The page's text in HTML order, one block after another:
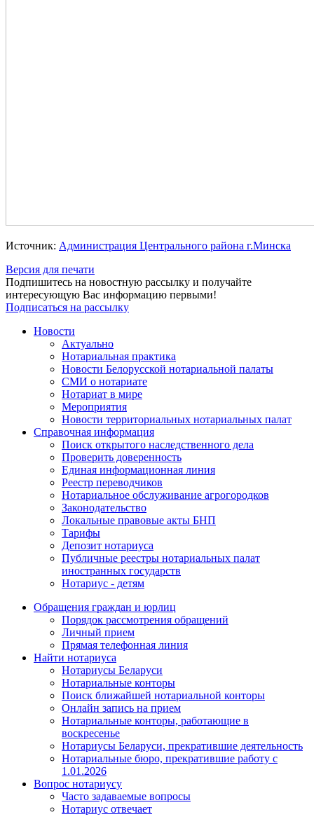
Источник: Администрация Центрального района г.Минска
Версия для печати
Подпишитесь на новостную рассылку и получайте
интересующую Вас информацию первыми!
Подписаться на рассылку
Новости
Актуально
Нотариальная практика
Новости Белорусской нотариальной палаты
СМИ о нотариате
Нотариат в мире
Мероприятия
Новости территориальных нотариальных палат
Справочная информация
Поиск открытого наследственного дела
Проверить доверенность
Единая информационная линия
Реестр переводчиков
Нотариальное обслуживание агрогородков
Законодательство
Локальные правовые акты БНП
Тарифы
Депозит нотариуса
Публичные реестры нотариальных палат
иностранных государств
Нотариус - детям
Обращения граждан и юрлиц
Порядок рассмотрения обращений
Личный прием
Прямая телефонная линия
Найти нотариуса
Нотариусы Беларуси
Нотариальные конторы
Поиск ближайшей нотариальной конторы
Онлайн запись на прием
Нотариальные конторы, работающие в
воскресенье
Нотариусы Беларуси, прекратившие деятельность
Нотариальные бюро, прекратившие работу с
1.01.2026
Вопрос нотариусу
Часто задаваемые вопросы
Нотариус отвечает